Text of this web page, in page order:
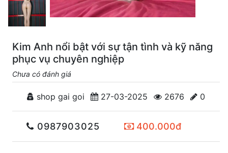
Kim Anh nổi bật với sự tận tình và kỹ năng
phục vụ chuyên nghiệp
Chưa có đánh giá
shop gai goi 27-03-2025 2676 0
0987903025 400.000đ